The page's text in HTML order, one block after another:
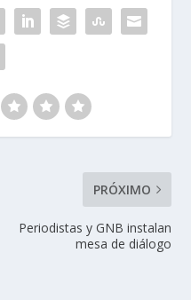
PRÓXIMO
Periodistas y GNB instalan
mesa de diálogo